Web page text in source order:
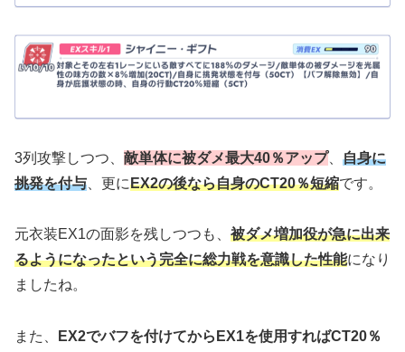
3列攻撃しつつ、 敵単体に被ダメ最大40％アップ、 自身に
挑発を付与 、更にEX2の後なら自身のCT20％短縮です。
元衣装EX1の面影を残しつつも、 被ダメ増加役が急に出来
るようになったという完全に総力戦を意識した性能になり
ましたね。
また、
EX2でバフを付けてからEX1を使用すればCT20％